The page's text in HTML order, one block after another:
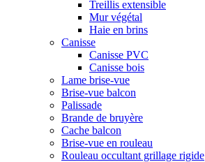
Treillis extensible
Mur végétal
Haie en brins
Canisse
Canisse PVC
Canisse bois
Lame brise-vue
Brise-vue balcon
Palissade
Brande de bruyère
Cache balcon
Brise-vue en rouleau
Rouleau occultant grillage rigide